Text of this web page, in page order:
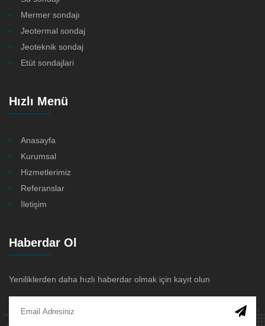
Mermer sondajı
Jeotermal sondaj
Jeoteknik sondaj
Etüt sondajlari
Hızlı Menü
Anasayfa
Kurumsal
Hizmetlerimiz
Referanslar
İletişim
Haberdar Ol
Yeniliklerden daha hızlı haberdar olmak için kayıt olun